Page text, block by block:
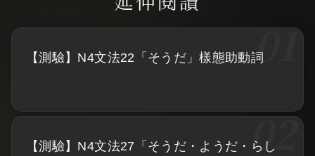
【測驗】N4文法22「そうだ」樣態助動詞
【測驗】N4文法27「そうだ・ようだ・らし